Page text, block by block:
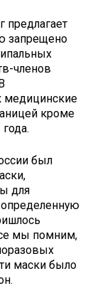
предлагает
запрещено
членов
медицинские
кроме
был
для
мы помним,
маски было